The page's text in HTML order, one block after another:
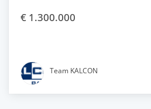
€ 1.300.000
Team KALCON